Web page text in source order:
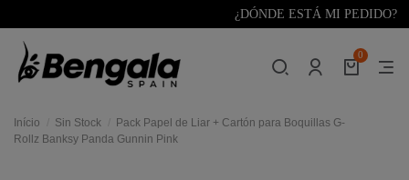
¿DÓNDE ESTÁ MI PEDIDO?
0
Início Sin Stock
Pack Papel de Liar + Cartón para Boquillas G-
Rollz Banksy Panda Gunnin Pink